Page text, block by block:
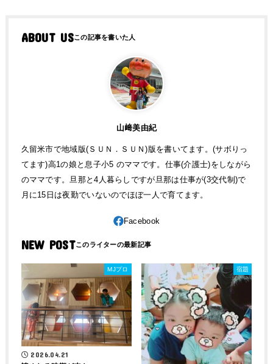
ABOUT US
山﨑美由紀
久留米市で地域版(ＳＵＮ．ＳＵＮ)版を書いてます。(サボりっ
てます)高1の娘と息子小5 のママです。仕事(介護士)をしながら
のママです。旦那と4人暮らしですが旦那は仕事が(3交代制)で
月に15日は夜勤でいないのでほぼ一人で育てます。
NEW POST
MJプロ
2026.04.21
宿題